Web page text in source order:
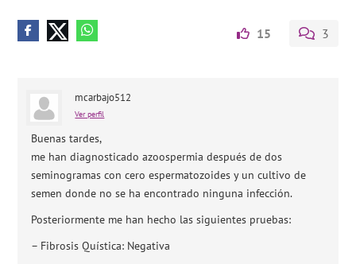
15 3
mcarbajo512
Ver perfil
Buenas tardes,
me han diagnosticado azoospermia después de dos
seminogramas con cero espermatozoides y un cultivo de
semen donde no se ha encontrado ninguna infección.
Posteriormente me han hecho las siguientes pruebas:
– Fibrosis Quística: Negativa